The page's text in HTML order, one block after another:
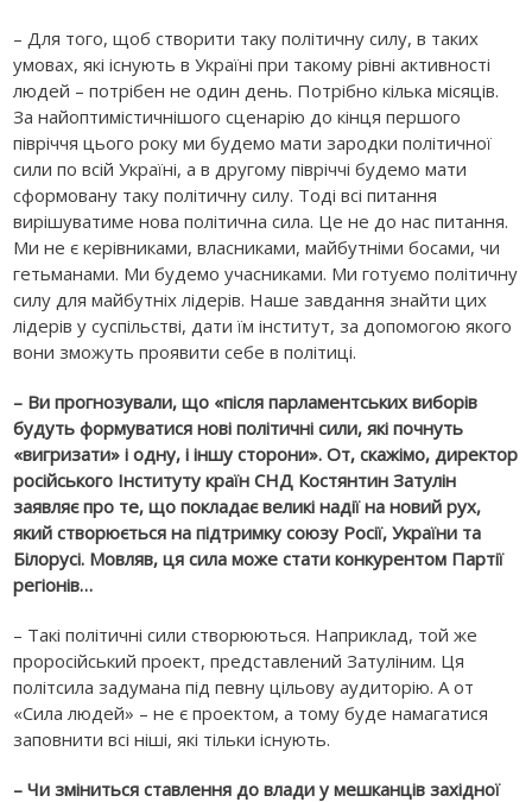
– Для того, щоб створити таку політичну силу, в таких
умовах, які існують в Україні при такому рівні активності
людей – потрібен не один день. Потрібно кілька місяців.
За найоптимістичнішого сценарію до кінця першого
півріччя цього року ми будемо мати зародки політичної
сили по всій Україні, а в другому півріччі будемо мати
сформовану таку політичну силу. Тоді всі питання
вирішуватиме нова політична сила. Це не до нас питання.
Ми не є керівниками, власниками, майбутніми босами, чи
гетьманами. Ми будемо учасниками. Ми готуємо політичну
силу для майбутніх лідерів. Наше завдання знайти цих
лідерів у суспільстві, дати їм інститут, за допомогою якого
вони зможуть проявити себе в політиці.
– Ви прогнозували, що «після парламентських виборів
будуть формуватися нові політичні сили, які почнуть
«вигризати» і одну, і іншу сторони». От, скажімо, директор
російського Інституту країн СНД Костянтин Затулін
заявляє про те, що покладає великі надії на новий рух,
який створюється на підтримку союзу Росії, України та
Білорусі. Мовляв, ця сила може стати конкурентом Партії
регіонів…
– Такі політичні сили створюються. Наприклад, той же
проросійський проект, представлений Затуліним. Ця
політсила задумана під певну цільову аудиторію. А от
«Сила людей» – не є проектом, а тому буде намагатися
заповнити всі ніші, які тільки існують.
– Чи зміниться ставлення до влади у мешканців західної